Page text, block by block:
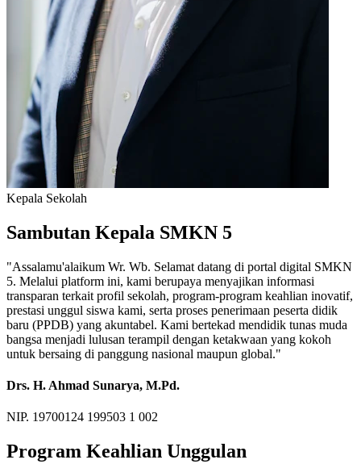
Kepala Sekolah
Sambutan Kepala SMKN 5
"Assalamu'alaikum Wr. Wb. Selamat datang di portal digital SMKN
5. Melalui platform ini, kami berupaya menyajikan informasi
transparan terkait profil sekolah, program-program keahlian inovatif,
prestasi unggul siswa kami, serta proses penerimaan peserta didik
baru (PPDB) yang akuntabel. Kami bertekad mendidik tunas muda
bangsa menjadi lulusan terampil dengan ketakwaan yang kokoh
untuk bersaing di panggung nasional maupun global."
Drs. H. Ahmad Sunarya, M.Pd.
NIP. 19700124 199503 1 002
Program Keahlian Unggulan